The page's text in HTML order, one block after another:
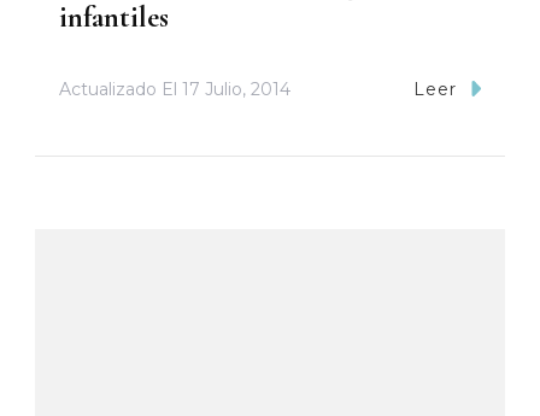
infantiles
Actualizado El 17 Julio, 2014 Leer